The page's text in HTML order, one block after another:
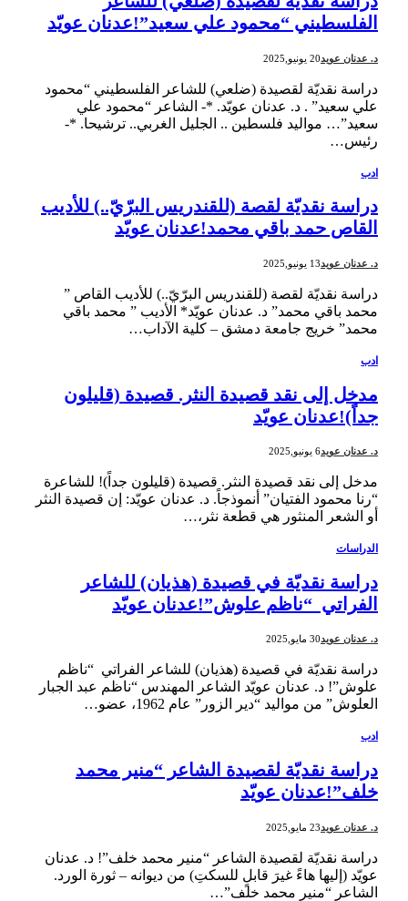
الفلسطيني “محمود علي سعيد”!عدنان عويّد
د. عدنان عويد20 يونيو,2025
دراسة نقديّة لقصيدة (ضلعي) للشاعر الفلسطيني “محمود
علي سعيد” . د. عدنان عويّد. *- الشاعر “محمود علي
سعيد”… مواليد فلسطين .. الجليل الغربي.. ترشيحا. *-
رئيس…
ادب
دراسة نقديّة لقصة (للقندريس البرّيّ..) للأديب
القاص حمد باقي محمد!عدنان عويّد
د. عدنان عويد13 يونيو,2025
دراسة نقديّة لقصة (للقندريس البرّيّ..) للأديب القاص ”
محمد باقي محمد” د. عدنان عويّد* الأديب ” محمد باقي
محمد” خريج جامعة دمشق – كلية الآداب…
ادب
مدخل إلى نقد قصيدة النثر. قصيدة (قليلون
جداً)!عدنان عويّد
د. عدنان عويد6 يونيو,2025
مدخل إلى نقد قصيدة النثر. قصيدة (قليلون جداً)! للشاعرة
“رنا محمود الفتيان” أنموذجاً. د. عدنان عويّد: إن قصيدة النثر
أو الشعر المنثور هي قطعة نثر،…
الدراسات
دراسة نقديّة في قصيدة (هذيان) للشاعر
الفراتي “ناظم علوش”!عدنان عويّد
د. عدنان عويد30 مايو,2025
دراسة نقديّة في قصيدة (هذيان) للشاعر الفراتي “ناظم
علوش”! د. عدنان عويّد الشاعر المهندس “ناظم عبد الجبار
العلوش” من مواليد “دير الزور” عام 1962، عضو…
ادب
دراسة نقديّة لقصيدة الشاعر “منير محمد
خلف”!عدنان عويّد
د. عدنان عويد23 مايو,2025
دراسة نقديّة لقصيدة الشاعر “منير محمد خلف”! د. عدنان
عويّد (إليها هاءً غيرَ قابلٍ للسكتِ) من ديوانه – ثورة الورد.
الشاعر “منير محمد خلف”…